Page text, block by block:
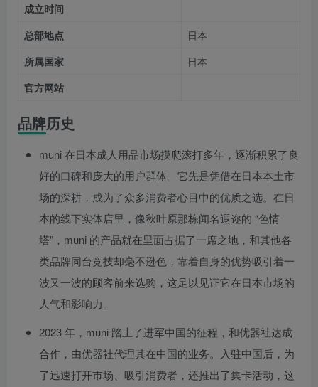
成立时间
总部地点
日本
所属国家
日本
官方网站
品牌历史
muni 在日本成人用品市场摸爬滚打多年，逐渐积累了良
好的口碑和庞大的用户群体。它先是凭借在日本本土市
场的深耕，成为了众多消费者心目中的优质之选。在日
本的线下实体店里，像秋叶原那栋闻名遐迩的 “色情
塔”，muni 的产品就在里面占据了一席之地，和其他各
类品牌同台竞技却毫不逊色，靠着自身的优势吸引着一
波又一波的顾客前来选购，这足以见证它在日本市场的
人气和影响力。
2023 年，muni 踏上了进军中国的征程，和优器社达成
合作，由优器社代理其在中国的业务。入驻中国后，为
了迅速打开市场、吸引消费者，还推出了集卡活动，这